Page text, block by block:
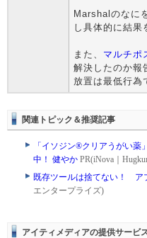
Marshalのなに
し具体的に結果
また、 マルチポ
解決したのか報
放置は最低行為
関連トピック＆推奨記事
「イソジン®クリアうがい
中！ 健やか PR(iNova｜
既存ツールは捨てない！ ア
エンタープライズ)
アイティメディアの提供サービ